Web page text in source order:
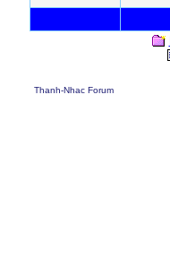
Thanh-Nhac Forum